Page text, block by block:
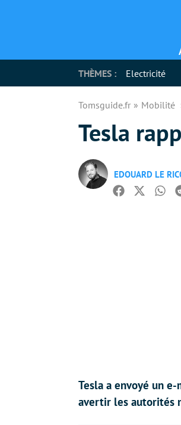
THÈMES : Electricité
Tomsguide.fr Mobilité
Tesla
EDOUARD LE
Facebook
Twitter
Tesla a envoyé un
avertir les autorités